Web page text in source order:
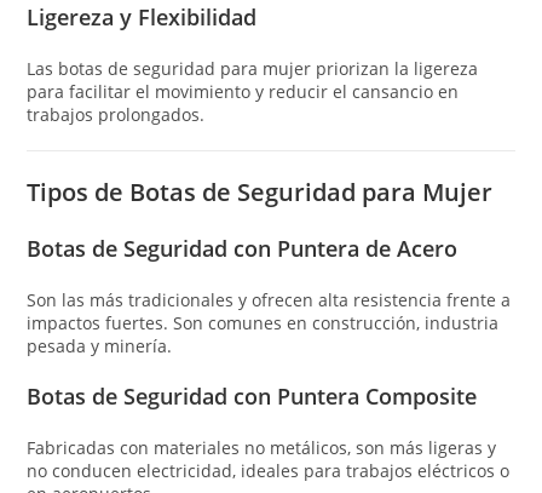
Ligereza y Flexibilidad
Las botas de seguridad para mujer priorizan la ligereza
para facilitar el movimiento y reducir el cansancio en
trabajos prolongados.
Tipos de Botas de Seguridad para Mujer
Botas de Seguridad con Puntera de Acero
Son las más tradicionales y ofrecen alta resistencia frente a
impactos fuertes. Son comunes en construcción, industria
pesada y minería.
Botas de Seguridad con Puntera Composite
Fabricadas con materiales no metálicos, son más ligeras y
no conducen electricidad, ideales para trabajos eléctricos o